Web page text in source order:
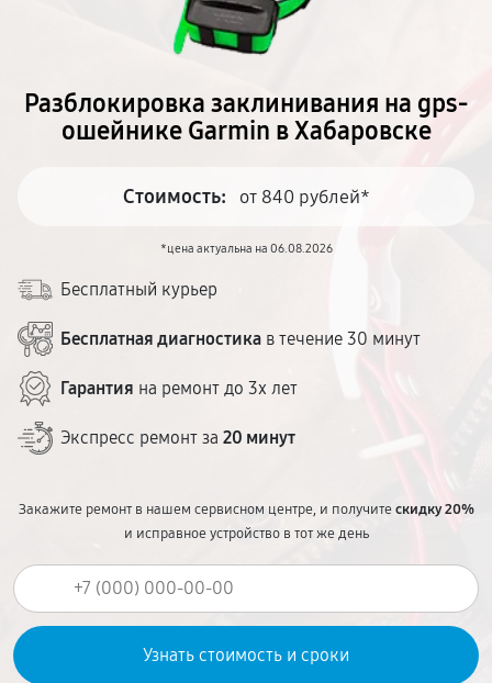
Разблокировка заклинивания на gps-
ошейнике Garmin в Хабаровске
Стоимость: от 840 рублей*
*цена актуальна на 06.08.2026
Бесплатный курьер
Бесплатная диагностика в течение 30 минут
Гарантия на ремонт до 3х лет
Экспресс ремонт за 20 минут
Закажите ремонт в нашем сервисном центре, и получитескидку 20%
и исправное устройство в тот же день